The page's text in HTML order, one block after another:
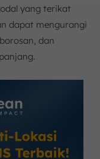
yang terikat
dapat mengurangi
dan